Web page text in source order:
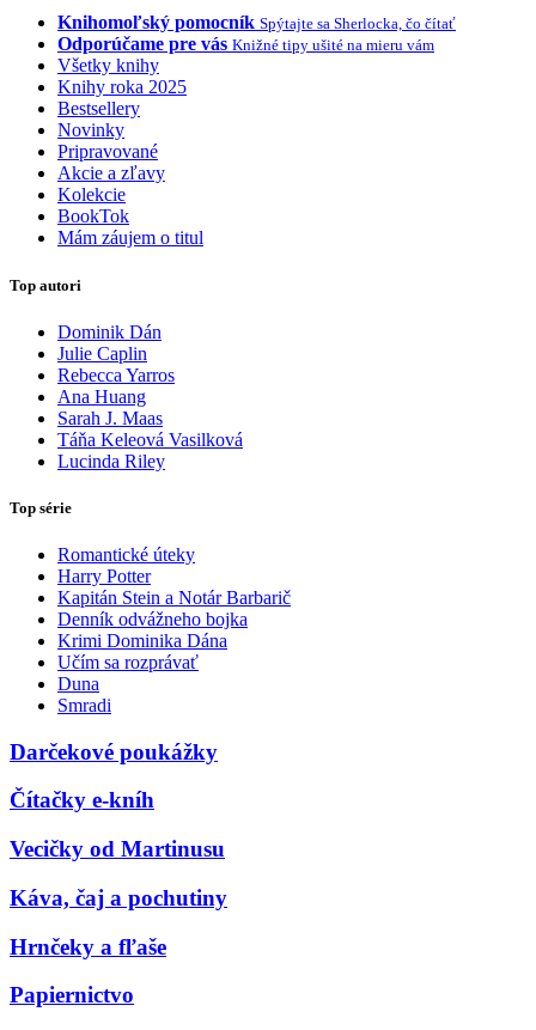
Knihomoľský pomocník Spýtajte sa Sherlocka, čo čítať
Odporúčame pre vás Knižné tipy ušité na mieru vám
Všetky knihy
Knihy roka 2025
Bestsellery
Novinky
Pripravované
Akcie a zľavy
Kolekcie
BookTok
Mám záujem o titul
Top autori
Dominik Dán
Julie Caplin
Rebecca Yarros
Ana Huang
Sarah J. Maas
Táňa Keleová Vasilková
Lucinda Riley
Top série
Romantické úteky
Harry Potter
Kapitán Stein a Notár Barbarič
Denník odvážneho bojka
Krimi Dominika Dána
Učím sa rozprávať
Duna
Smradi
Darčekové poukážky
Čítačky e-kníh
Vecičky od Martinusu
Káva, čaj a pochutiny
Hrnčeky a fľaše
Papiernictvo